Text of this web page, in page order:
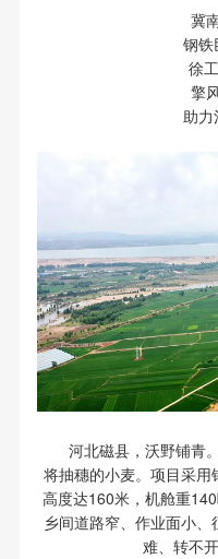
冀
钢铁
徐
擎
助力
河北磁县，沃野铺青
将抽穗的小麦。项目采
高度达160米，机舱重
乡间道路窄、作业面小
难、转不